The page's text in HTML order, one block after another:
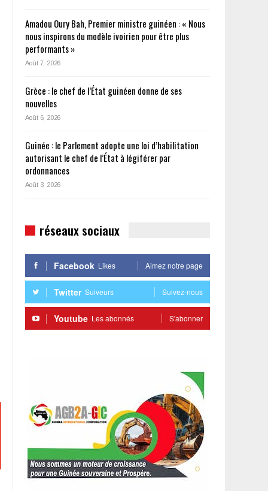
Amadou Oury Bah, Premier ministre guinéen : « Nous
nous inspirons du modèle ivoirien pour être plus
performants »
Août 7, 2026
Grèce : le chef de l’État guinéen donne de ses
nouvelles
Août 6, 2026
Guinée : le Parlement adopte une loi d’habilitation
autorisant le chef de l’État à légiférer par
ordonnances
Août 3, 2026
réseaux sociaux
Facebook Likes Aimez notre page
Twitter Suiveurs Suivez-nous
Youtube Les abonnés S'abonner